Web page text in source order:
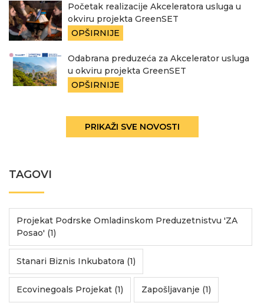
Početak realizacije Akceleratora usluga u
okviru projekta GreenSET
OPŠIRNIJE
Odabrana preduzeća za Akcelerator usluga
u okviru projekta GreenSET
OPŠIRNIJE
PRIKAŽI SVE NOVOSTI
TAGOVI
Projekat Podrske Omladinskom Preduzetnistvu 'ZA
Posao' (1)
Stanari Biznis Inkubatora (1)
Ecovinegoals Projekat (1) Zapošljavanje (1)